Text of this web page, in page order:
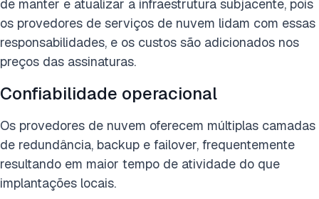
de manter e atualizar a infraestrutura subjacente, pois
os provedores de serviços de nuvem lidam com essas
responsabilidades, e os custos são adicionados nos
preços das assinaturas.
Confiabilidade operacional
Os provedores de nuvem oferecem múltiplas camadas
de redundância, backup e failover, frequentemente
resultando em maior tempo de atividade do que
implantações locais.